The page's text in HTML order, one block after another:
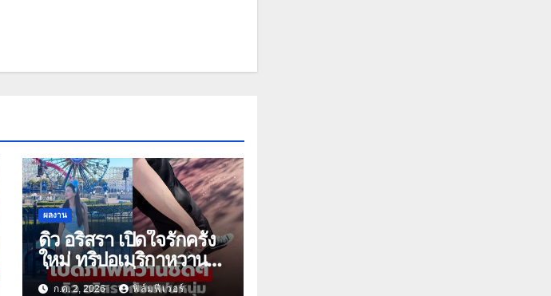
ผลงาน
ดิว อริสรา เปิดใจรักครั้ง
ใหม่ ทริปอเมริกาหวาน
ฉ่ำทายาทหมื่นล้าน
ก.ค. 2, 2026 ฟิล์มฟีเวอร์